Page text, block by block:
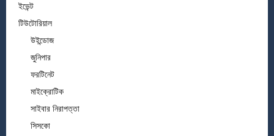
ইভেন্ট
টিউটোরিয়াল
উইন্ডোজ
জুনিপার
ফরটিনেট
মাইক্রোটিক
সাইবার নিরাপত্তা
সিসকো